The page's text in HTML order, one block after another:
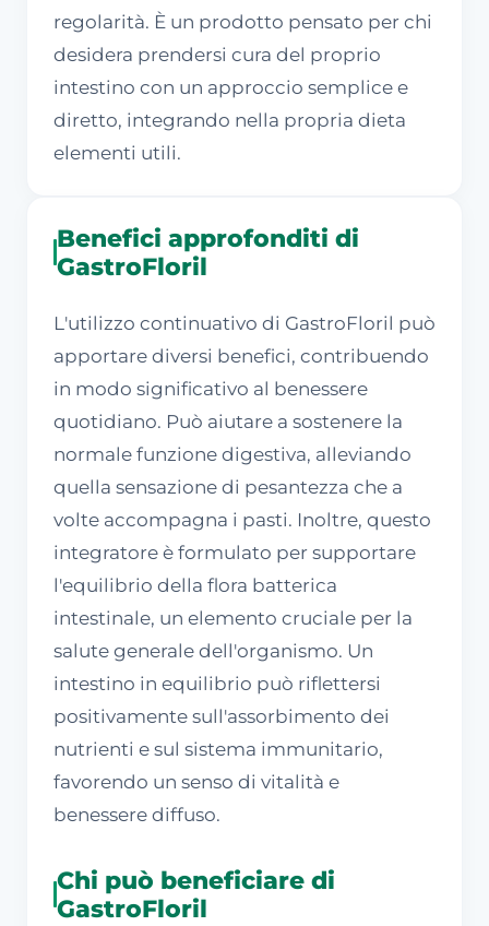
regolarità. È un prodotto pensato per chi
desidera prendersi cura del proprio
intestino con un approccio semplice e
diretto, integrando nella propria dieta
elementi utili.
Benefici approfonditi di
GastroFloril
L'utilizzo continuativo di GastroFloril può
apportare diversi benefici, contribuendo
in modo significativo al benessere
quotidiano. Può aiutare a sostenere la
normale funzione digestiva, alleviando
quella sensazione di pesantezza che a
volte accompagna i pasti. Inoltre, questo
integratore è formulato per supportare
l'equilibrio della flora batterica
intestinale, un elemento cruciale per la
salute generale dell'organismo. Un
intestino in equilibrio può riflettersi
positivamente sull'assorbimento dei
nutrienti e sul sistema immunitario,
favorendo un senso di vitalità e
benessere diffuso.
Chi può beneficiare di
GastroFloril